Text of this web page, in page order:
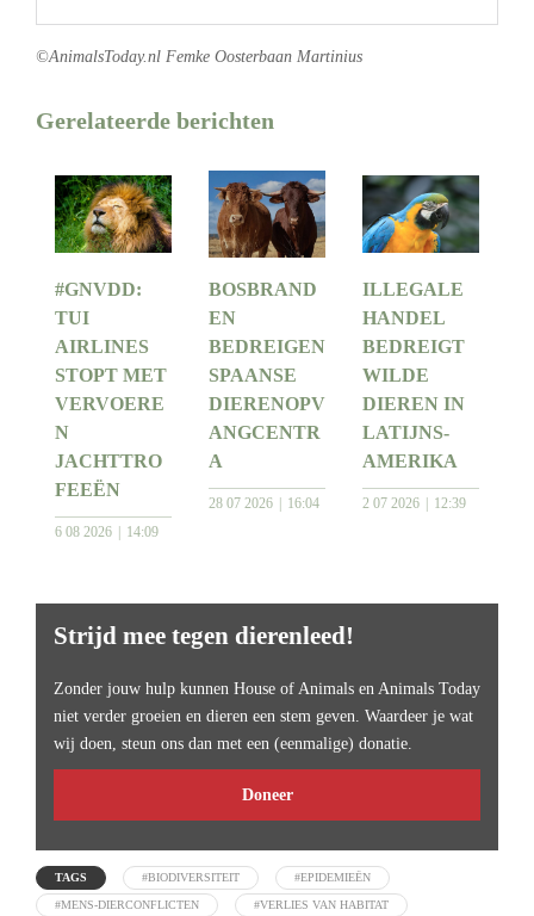
©AnimalsToday.nl Femke Oosterbaan Martinius
Gerelateerde berichten
#GNVDD:
TUI
AIRLINES
STOPT MET
VERVOERE
N
JACHTTRO
FEEËN
6 08 2026 14:09
BOSBRAND
EN
BEDREIGEN
SPAANSE
DIERENOPV
ANGCENTR
A
28 07 2026 16:04
ILLEGALE
HANDEL
BEDREIGT
WILDE
DIEREN IN
LATIJNS-
AMERIKA
2 07 2026 12:39
Strijd mee tegen dierenleed!
Zonder jouw hulp kunnen House of Animals en Animals Today
niet verder groeien en dieren een stem geven. Waardeer je wat
wij doen, steun ons dan met een (eenmalige) donatie.
Doneer
TAGS #BIODIVERSITEIT #EPIDEMIEËN
#MENS-DIERCONFLICTEN #VERLIES VAN HABITAT